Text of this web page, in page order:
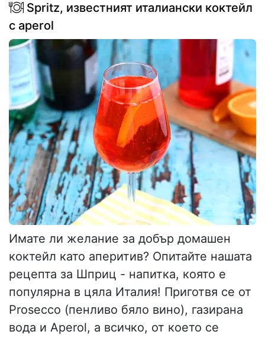
Spritz, известният италиански коктейл
с aperol
Имате ли желание за добър домашен
коктейл като аперитив? Опитайте нашата
рецепта за Шприц - напитка, която е
популярна в цяла Италия! Приготвя се от
Prosecco (пенливо бяло вино), газирана
вода и Aperol, а всичко, от което се